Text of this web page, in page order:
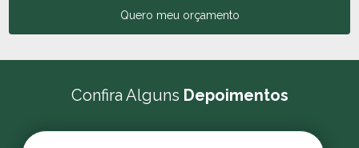
Quero meu orçamento
Confira Alguns Depoimentos